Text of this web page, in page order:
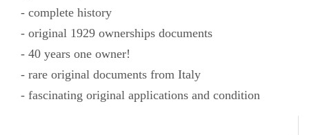
- complete history
- original 1929 ownerships documents
- 40 years one owner!
- rare original documents from Italy
- fascinating original applications and condition